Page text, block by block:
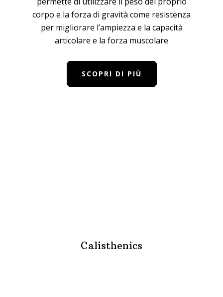
corpo e la forza di gravità come resistenza
per migliorare l’ampiezza e la capacità
articolare e la forza muscolare
SCOPRI DI PIÙ
Calisthenics